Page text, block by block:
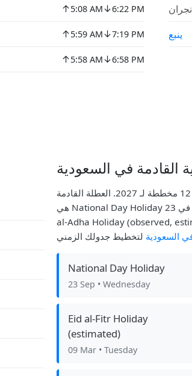
↑5:08 AM↓6:22 PM
↑5:59 AM↓7:19 PM
↑5:58 AM↓6:58 PM
نجران
ينبع
القادمة في السعودية
هذا العام، يلاحظ السعودية 13 عطلة رسمية، مع 12 مخططة لـ 2027. العطلة القادمة
هي National Day Holiday في 23 Sep. كانت العطلة الأخيرة التي مرت هي Eid
السعودية
National Day Holiday
23 Sep • Wednesday
Eid al-Fitr Holiday
(estimated)
09 Mar • Tuesday